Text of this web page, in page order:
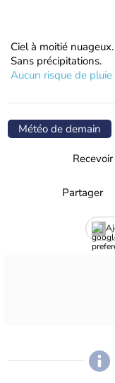
Ciel à moitié nuageux.
Sans précipitations.
Aucun risque de pluie
Météo de demain
Partager